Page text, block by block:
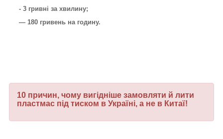
- 3 гривні за хвилину;
— 180 гривень на годину.
10 причин, чому вигідніше замовляти й лити
пластмас під тиском в Україні, а не в Китаї!